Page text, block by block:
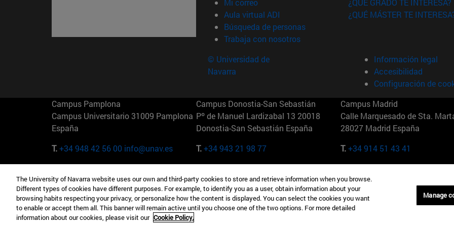
Mi correo
Aula virtual ADI (abre en nueva ventana)
Búsqueda de personas(abre en nueva ventana)
Trabaja con nosotros(abre en nueva ventana)
¿QUÉ GRADO TE INTERESA?
¿QUÉ MÁSTER TE
© Universidad de
Navarra
Información legal
Accesibilidad
Configuración de
Campus Pamplona
Campus Universitario 31009 Pamplona
España
T.+34 948 42 56 00 info@unav.es
Campus Donostia-San Sebastián
Pº de Manuel Lardizabal 13 20018
Donostia-San Sebastián España
T.+34 943 21 98 77
Campus Madrid
Calle Marquesado de Sta.
28027 Madrid España
T.+34 914 51 43 41
Camino del Cerro Águila 3 28023
Madrid España
T.+34 912 11 30 00
165 W 57th St 10019-2201 Nueva York
EE.UU
T.+1 646 346 8850
Maria-Theresia-Straße 15
Múnich Alemania
T.+49 89 24209790
The University of Navarra website uses our own and third-party cookies to store and retrieve information when you browse.
Different types of cookies have different purposes. For example, to identify you as a user, obtain information about your
browsing habits respecting your privacy, or personalize how the content is displayed. You can select the cookies you want
to enable or accept them all. This banner will remain active until you choose one of the two options. For more detailed
information about our cookies, please visit our Cookie Policy.
Manage